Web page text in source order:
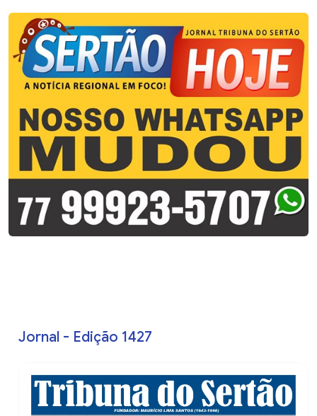
Jornal - Edição 1427